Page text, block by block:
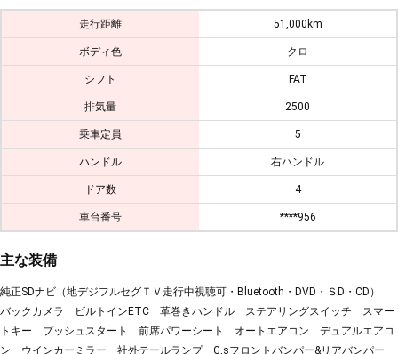
走行距離 51,000km
ボディ色 クロ
シフト FAT
排気量 2500
乗車定員 5
ハンドル 右ハンドル
ドア数 4
車台番号 ****956
主な装備
純正SDナビ（地デジフルセグＴＶ走行中視聴可・Bluetooth・DVD・ＳD・CD）
バックカメラ ビルトインETC 革巻きハンドル ステアリングスイッチ スマー
トキー プッシュスタート 前席パワーシート オートエアコン デュアルエアコ
ン ウインカーミラー 社外テールランプ G,sフロントバンパー&リアバンパー